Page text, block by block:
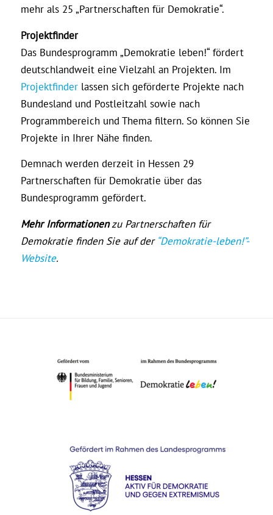
mehr als 25 „Partnerschaften für Demokratie“.
Projektfinder
Das Bundesprogramm „Demokratie leben!“ fördert
deutschlandweit eine Vielzahl an Projekten. Im
Projektfinderlassen sich geförderte Projekte nach
Bundesland und Postleitzahl sowie nach
Programmbereich und Thema filtern. So können Sie
Projekte in Ihrer Nähe finden.
Demnach werden derzeit in Hessen 29
Partnerschaften für Demokratie über das
Bundesprogramm gefördert.
Mehr Informationenzu Partnerschaften für
Demokratie finden Sie auf der “Demokratie-leben!”-
Website.